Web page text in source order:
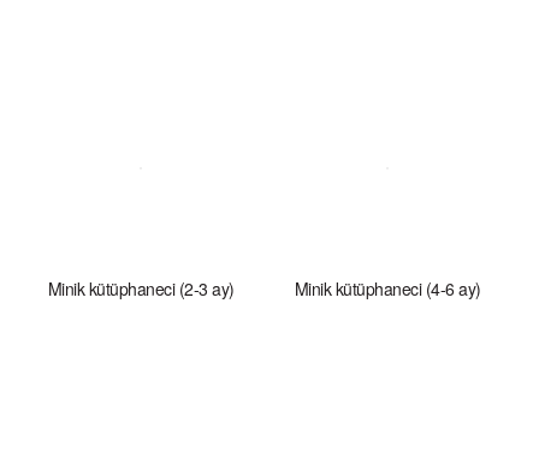
Minik kütüphaneci (2-3 ay) Minik kütüphaneci (4-6 ay)